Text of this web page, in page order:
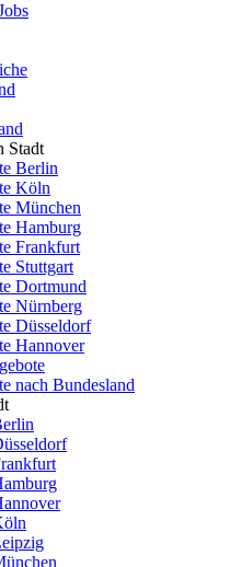
Stadt
Berlin
Köln
München
Hamburg
Frankfurt
Stuttgart
Dortmund
Nürnberg
Düsseldorf
Hannover
nach Bundesland